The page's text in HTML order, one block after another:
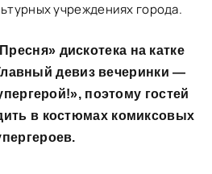
учреждениях города.
дискотека на катке
девиз вечеринки —
поэтому гостей
в костюмах комиксовых